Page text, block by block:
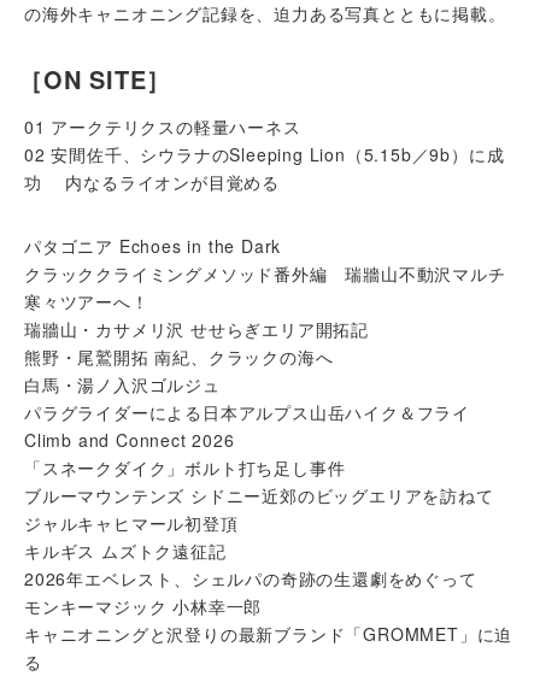
の海外キャニオニング記録を、迫力ある写真とともに掲載。
［ON SITE］
01 アークテリクスの軽量ハーネス
02 安間佐千、シウラナのSleeping Lion（5.15b／9b）に成
功 内なるライオンが目覚める
パタゴニア Echoes in the Dark
クラッククライミングメソッド番外編 瑞牆山不動沢マルチ
寒々ツアーへ！
瑞牆山・カサメリ沢 せせらぎエリア開拓記
熊野・尾鷲開拓 南紀、クラックの海へ
白馬・湯ノ入沢ゴルジュ
パラグライダーによる日本アルプス山岳ハイク＆フライ
Climb and Connect 2026
「スネークダイク」ボルト打ち足し事件
ブルーマウンテンズ シドニー近郊のビッグエリアを訪ねて
ジャルキャヒマール初登頂
キルギス ムズトク遠征記
2026年エベレスト、シェルパの奇跡の生還劇をめぐって
モンキーマジック 小林幸一郎
キャニオニングと沢登りの最新ブランド「GROMMET」に迫
る